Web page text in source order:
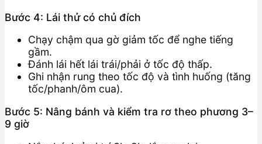
Bước 4: Lái thử có chủ đích
Chạy chậm qua gờ giảm tốc để nghe tiếng
gầm.
Đánh lái hết lái trái/phải ở tốc độ thấp.
Ghi nhận rung theo tốc độ và tình huống (tăng
tốc/phanh/ôm cua).
Bước 5: Nâng bánh và kiểm tra rơ theo phương 3–
9 giờ